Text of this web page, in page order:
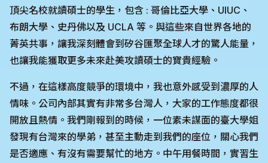
頂尖名校就讀碩士的學生，包含 : 哥倫比亞大學、UIUC、
布朗大學、史丹佛以及 UCLA 等。與這些來自世界各地的
菁英共事，讓我深刻體會到矽谷匯聚全球人才的驚人能量，
也讓我能獲取更多未來赴美攻讀碩士的寶貴經驗。
不過，在這樣高度競爭的環境中，我也意外感受到濃厚的人
情味。公司內部其實有非常多台灣人，大家的工作態度都很
開放且熱情。我們剛報到的時候，一位素未謀面的臺大學姐
發現有台灣來的學弟，甚至主動走到我們的座位，關心我們
是否適應、有沒有需要幫忙的地方。中午用餐時間，實習生